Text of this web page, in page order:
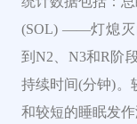
(SOL) ——灯熄灭
到N2、N3和R阶
持续时间(分钟)。
和较短的睡眠发